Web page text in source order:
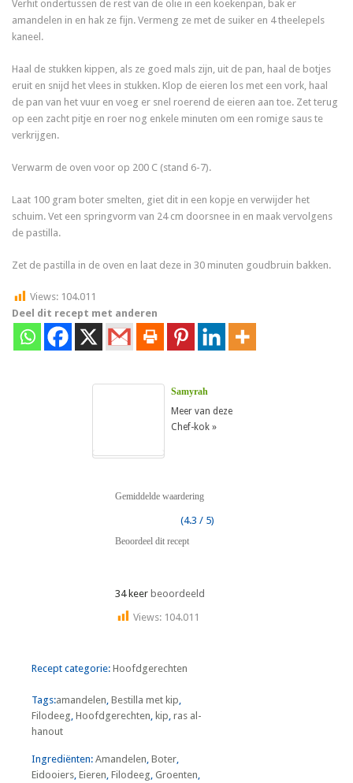
Verhit ondertussen de rest van de olie in een koekenpan, bak er
amandelen in en hak ze fijn. Vermeng ze met de suiker en 4 theelepels
kaneel.
Haal de stukken kippen, als ze goed mals zijn, uit de pan, haal de botjes
eruit en snijd het vlees in stukken. Klop de eieren los met een vork, haal
de pan van het vuur en voeg er snel roerend de eieren aan toe. Zet terug
op een zacht pitje en roer nog enkele minuten om een romige saus te
verkrijgen.
Verwarm de oven voor op 200 C (stand 6-7).
Laat 100 gram boter smelten, giet dit in een kopje en verwijder het
schuim. Vet een springvorm van 24 cm doorsnee in en maak vervolgens
de pastilla.
Zet de pastilla in de oven en laat deze in 30 minuten goudbruin bakken.
Views: 104.011
Deel dit recept met anderen
Samyrah
Meer van deze
Chef-kok »
Gemiddelde waardering
(4.3 / 5)
Beoordeel dit recept
34 keer beoordeeld
Views: 104.011
Recept categorie:Hoofdgerechten
Tags:amandelen ,Bestilla met kip
Filodeeg ,Hoofdgerechten ,kip ,ras al-
hanout
Ingrediënten:Amandelen ,Boter
Eidooiers ,Eieren ,Filodeeg ,Groenten